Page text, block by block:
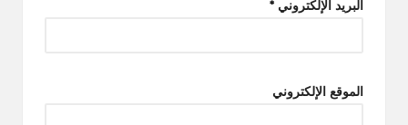
البريد الإلكتروني *
الموقع الإلكتروني